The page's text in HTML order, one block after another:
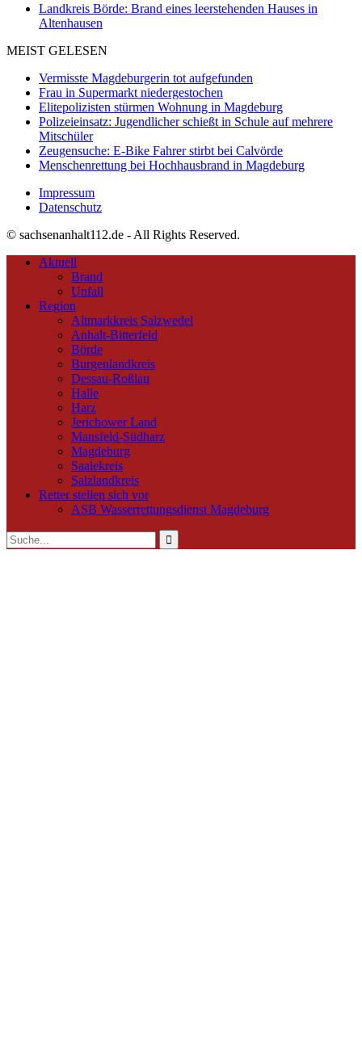
Landkreis Börde: Brand eines leerstehenden Hauses in
Altenhausen
MEIST GELESEN
Vermisste Magdeburgerin tot aufgefunden
Frau in Supermarkt niedergestochen
Elitepolizisten stürmen Wohnung in Magdeburg
Polizeieinsatz: Jugendlicher schießt in Schule auf mehrere
Mitschüler
Zeugensuche: E-Bike Fahrer stirbt bei Calvörde
Menschenrettung bei Hochhausbrand in Magdeburg
Impressum
Datenschutz
© sachsenanhalt112.de - All Rights Reserved.
Aktuell
Brand
Unfall
Region
Altmarkkreis Salzwedel
Anhalt-Bitterfeld
Börde
Burgenlandkreis
Dessau-Roßlau
Halle
Harz
Jerichower Land
Mansfeld-Südharz
Magdeburg
Saalekreis
Salzlandkreis
Retter stellen sich vor
ASB Wasserrettungsdienst Magdeburg